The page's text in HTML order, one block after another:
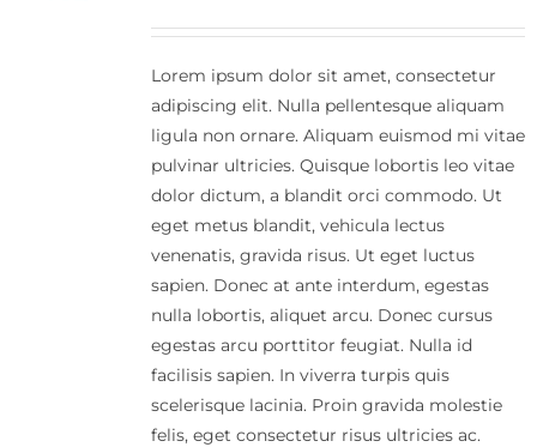
Lorem ipsum dolor sit amet, consectetur
adipiscing elit. Nulla pellentesque aliquam
ligula non ornare. Aliquam euismod mi vitae
pulvinar ultricies. Quisque lobortis leo vitae
dolor dictum, a blandit orci commodo. Ut
eget metus blandit, vehicula lectus
venenatis, gravida risus. Ut eget luctus
sapien. Donec at ante interdum, egestas
nulla lobortis, aliquet arcu. Donec cursus
egestas arcu porttitor feugiat. Nulla id
facilisis sapien. In viverra turpis quis
scelerisque lacinia. Proin gravida molestie
felis, eget consectetur risus ultricies ac.